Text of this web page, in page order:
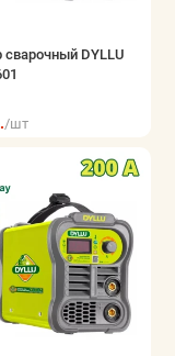
сварочный DYLLU
/шт